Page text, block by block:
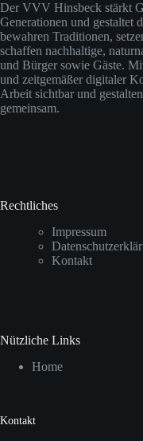
Der VVV Hinsbeck stärkt
Generationen und gestaltet
bewahren Traditionen,
schaffen nachhaltige,
und Bürger sowie Gäste.
und zeitgemäßer digitaler
Arbeit sichtbar und
gemeinsam.
Rechtliches
Impressum
Kontakt
Nützliche Links
Home
Kontakt